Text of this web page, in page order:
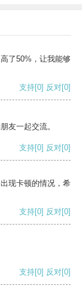
了50%，让我能够
支持[0] 反对[0]
友一起交流。
支持[0] 反对[0]
现卡顿的情况，希
支持[0] 反对[0]
支持[0] 反对[0]